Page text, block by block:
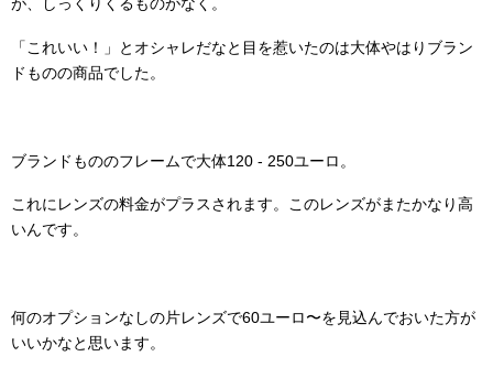
が、しっくりくるものがなく。
「これいい！」とオシャレだなと目を惹いたのは大体やはりブラン
ドものの商品でした。
ブランドもののフレームで大体120 - 250ユーロ。
これにレンズの料金がプラスされます。このレンズがまたかなり高
いんです。
何のオプションなしの片レンズで60ユーロ〜を見込んでおいた方が
いいかなと思います。